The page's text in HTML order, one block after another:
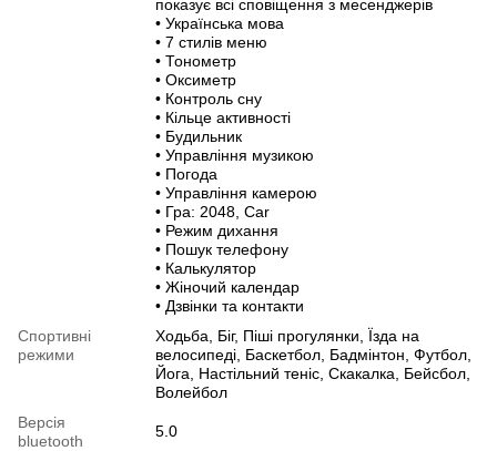
показує всі сповіщення з месенджерів
• Українська мова
• 7 стилів меню
• Тонометр
• Оксиметр
• Контроль сну
• Кільце активності
• Будильник
• Управління музикою
• Погода
• Управління камерою
• Гра: 2048, Сar
• Режим дихання
• Пошук телефону
• Калькулятор
• Жіночий календар
• Дзвінки та контакти
Спортивні
режими
Ходьба, Біг, Піші прогулянки, Їзда на
велосипеді, Баскетбол, Бадмінтон, Футбол,
Йога, Настільний теніс, Скакалка, Бейсбол,
Волейбол
Версія
bluetooth
5.0